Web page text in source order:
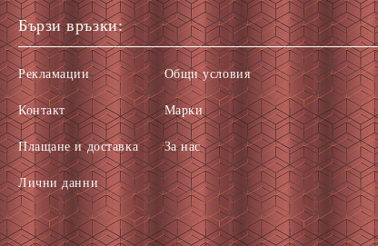
Бързи връзки:
Рекламации
Контакт
Плащане и доставка
Лични данни
Общи условия
Марки
За нас